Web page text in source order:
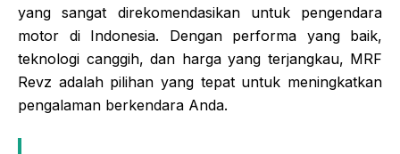
yang sangat direkomendasikan untuk pengendara
motor di Indonesia. Dengan performa yang baik,
teknologi canggih, dan harga yang terjangkau, MRF
Revz adalah pilihan yang tepat untuk meningkatkan
pengalaman berkendara Anda.